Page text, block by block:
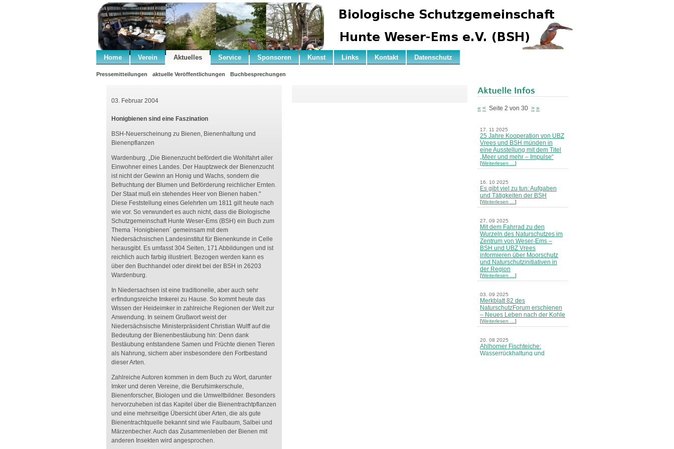
Home Verein Aktuelles Service Sponsoren Kunst Links Kontakt Datenschutz
Pressemitteilungen aktuelle Veröffentlichungen Buchbesprechungen
03. Februar 2004
Honigbienen sind eine Faszination
BSH-Neuerscheinung zu Bienen, Bienenhaltung und
Bienenpflanzen
Wardenburg. „Die Bienenzucht befördert die Wohlfahrt aller
Einwohner eines Landes. Der Hauptzweck der Bienenzucht
ist nicht der Gewinn an Honig und Wachs, sondern die
Befruchtung der Blumen und Beförderung reichlicher Ernten.
Der Staat muß ein stehendes Heer von Bienen haben."
Diese Feststellung eines Gelehrten um 1811 gilt heute nach
wie vor. So verwundert es auch nicht, dass die Biologische
Schutzgemeinschaft Hunte Weser-Ems (BSH) ein Buch zum
Thema `Honigbienen´ gemeinsam mit dem
Niedersächsischen Landesinstitut für Bienenkunde in Celle
herausgibt. Es umfasst 304 Seiten, 171 Abbildungen und ist
reichlich auch farbig illustriert. Bezogen werden kann es
über den Buchhandel oder direkt bei der BSH in 26203
Wardenburg.
In Niedersachsen ist eine traditionelle, aber auch sehr
erfindungsreiche Imkerei zu Hause. So kommt heute das
Wissen der Heideimker in zahlreiche Regionen der Welt zur
Anwendung. In seinem Grußwort weist der
Niedersächsische Ministerpräsident Christian Wulff auf die
Bedeutung der Bienenbestäubung hin: Denn dank
Bestäubung entstandene Samen und Früchte dienen Tieren
als Nahrung, sichern aber insbesondere den Fortbestand
dieser Arten.
Zahlreiche Autoren kommen in dem Buch zu Wort, darunter
Imker und deren Vereine, die Berufsimkerschule,
Bienenforscher, Biologen und die Umweltbildner. Besonders
hervorzuheben ist das Kapitel über die Bienentrachtpflanzen
und eine mehrseitige Übersicht über Arten, die als gute
Bienentrachtquelle bekannt sind wie Faulbaum, Salbei und
Märzenbecher. Auch das Zusammenleben der Bienen mit
anderen Insekten wird angesprochen.
« < Seite 2 von 30 > »
17. 11 2025
25 Jahre Kooperation von UBZ
Vrees und BSH münden in
eine Ausstellung mit dem Titel
„Meer und mehr – Impulse“
[Weiterlesen … ]
16. 10 2025
Es gibt viel zu tun: Aufgaben
und Tätigkeiten der BSH
[Weiterlesen … ]
27. 09 2025
Mit dem Fahrrad zu den
Wurzeln des Naturschutzes im
Zentrum von Weser-Ems –
BSH und UBZ Vrees
informieren über Moorschutz
und Naturschutzinitiativen in
der Region
[Weiterlesen … ]
03. 09 2025
Merkblatt 82 des
NaturschutzForum erschienen
– Neues Leben nach der Kohle
[Weiterlesen … ]
20. 08 2025
Ahlhorner Fischteiche:
Wasserrückhaltung und